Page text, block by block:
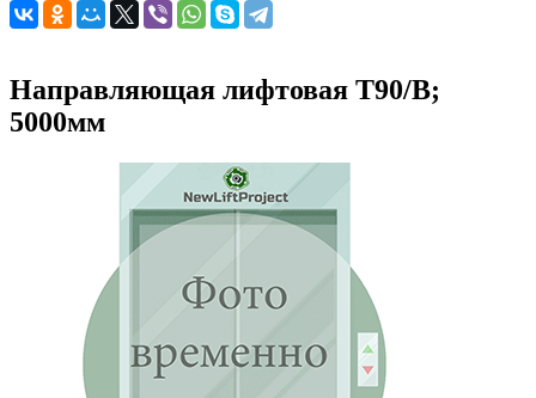
Направляющая лифтовая Т90/В;
5000мм